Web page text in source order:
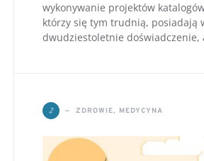
wykonywanie projektów
którzy się tym trudnią, posiadają
dwudziestoletnie doświadczenie,
Z ZDROWIE, MEDYCYNA